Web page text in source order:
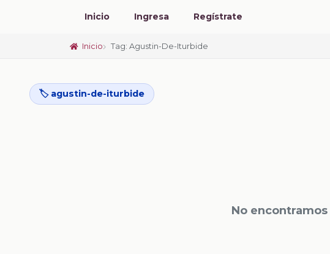
Inicio Ingresa Regístrate
Inicio Tag: Agustin-De-Iturbide
🏷️ agustin-de-iturbide
No